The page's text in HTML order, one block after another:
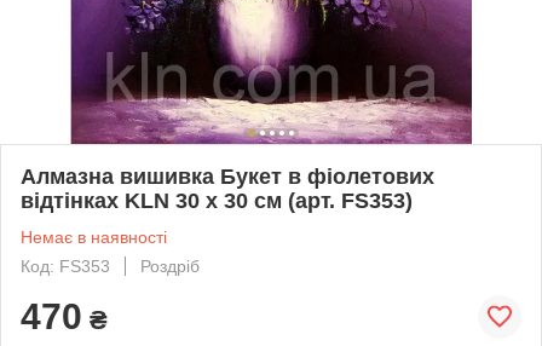
Алмазна вишивка Букет в фіолетових
відтінках KLN 30 х 30 см (арт. FS353)
Немає в наявності
Код: FS353
Роздріб
470 ₴